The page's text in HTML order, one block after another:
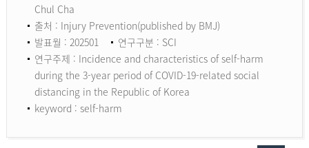
Chul Cha
출처 : Injury Prevention(published by BMJ)
발표월 : 202501
연구구분 : SCI
연구주제 : Incidence and characteristics of self-harm
during the 3-year period of COVID-19-related social
distancing in the Republic of Korea
keyword : self-harm